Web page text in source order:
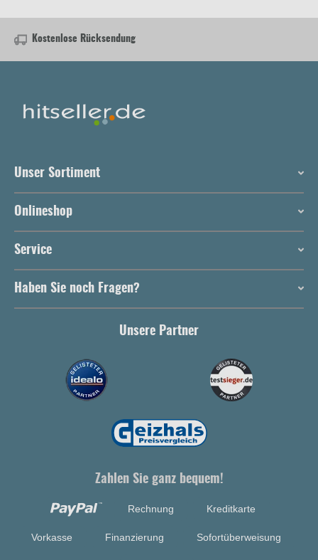
Kostenlose Rücksendung
Unser Sortiment
Onlineshop
Service
Haben Sie noch Fragen?
Unsere Partner
Zahlen Sie ganz bequem!
Rechnung Kreditkarte
Vorkasse Finanzierung Sofortüberweisung